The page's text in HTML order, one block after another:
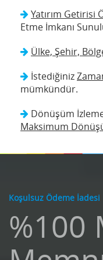
Yatırım Getirisi
Etme İmkanı
Ülke, Şehir,
İstediğiniz
mümkündür.
Dönüşüm
Maksimum
Koşulsuz Ödeme İadesi
%100